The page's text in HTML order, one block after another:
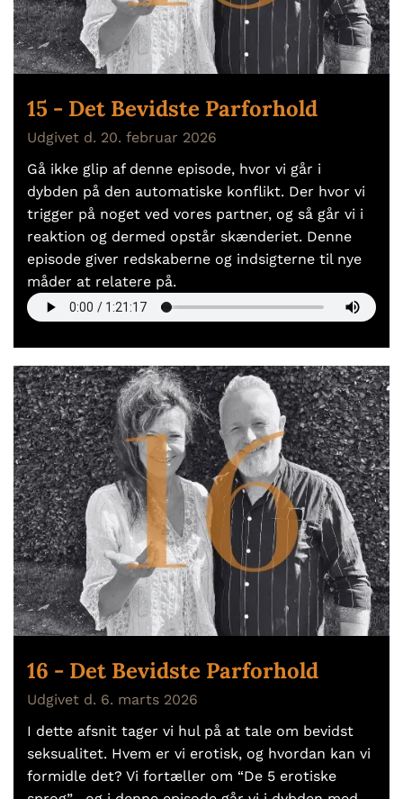
15 - Det Bevidste Parforhold
Udgivet d. 20. februar 2026
Gå ikke glip af denne episode, hvor vi går i
dybden på den automatiske konflikt. Der hvor vi
trigger på noget ved vores partner, og så går vi i
reaktion og dermed opstår skænderiet. Denne
episode giver redskaberne og indsigterne til nye
måder at relatere på.
16 - Det Bevidste Parforhold
Udgivet d. 6. marts 2026
I dette afsnit tager vi hul på at tale om bevidst
seksualitet. Hvem er vi erotisk, og hvordan kan vi
formidle det? Vi fortæller om “De 5 erotiske